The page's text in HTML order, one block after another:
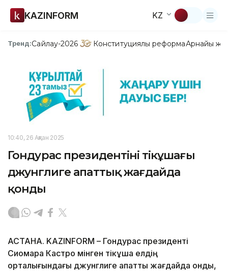
KAZINFORM KZ
Тренд:Сайлау-2026 Конституциялық реформаАрнайы
10:40, 26 Ақпан 2025
Гондурас президентінің тікұшағы
джунглиге апаттық жағдайда
қонды
АСТАНА. KAZINFORM – Гондурас президенті
Сиомара Кастро мінген тікұшақ елдің
орталығындағы джунглиге апаттық жағдайда қонды,